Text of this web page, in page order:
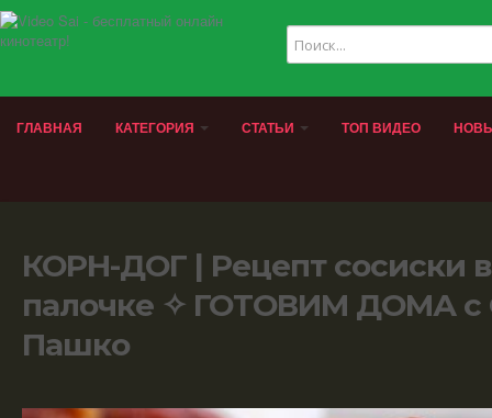
ГЛАВНАЯ КАТЕГОРИЯ СТАТЬИ ТОП ВИДЕО
КОРН-ДОГ | Рецепт сосиски в
палочке ✧ ГОТОВИМ ДОМА с
Пашко